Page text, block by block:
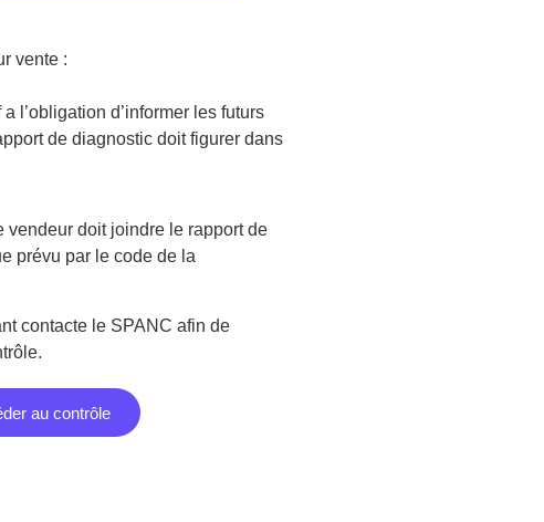
vente :
l’obligation d’informer les futurs
de diagnostic doit figurer dans
vendeur doit joindre le rapport de
prévu par le code de la
contacte le SPANC afin de
au contrôle